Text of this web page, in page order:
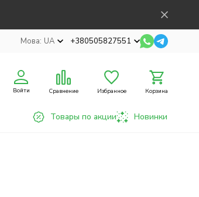
Мова: UA +380505827551
Войти Сравнение Избранное Корзина
Товары по акции Новинки